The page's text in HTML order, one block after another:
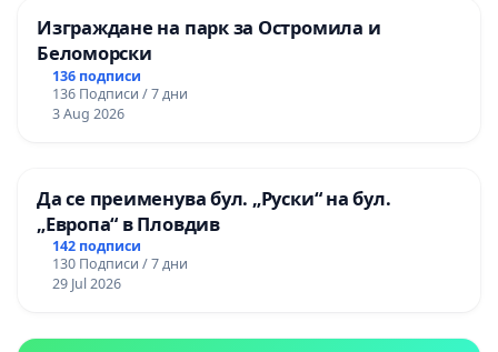
Изграждане на парк за Остромила и
Беломорски
136 подписи
136 Подписи / 7 дни
3 Aug 2026
Да се преименува бул. „Руски“ на бул.
„Европа“ в Пловдив
142 подписи
130 Подписи / 7 дни
29 Jul 2026